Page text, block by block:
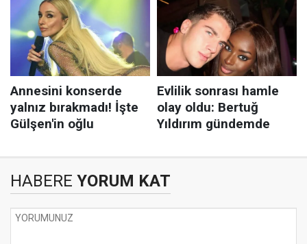
HABERE YORUM KAT